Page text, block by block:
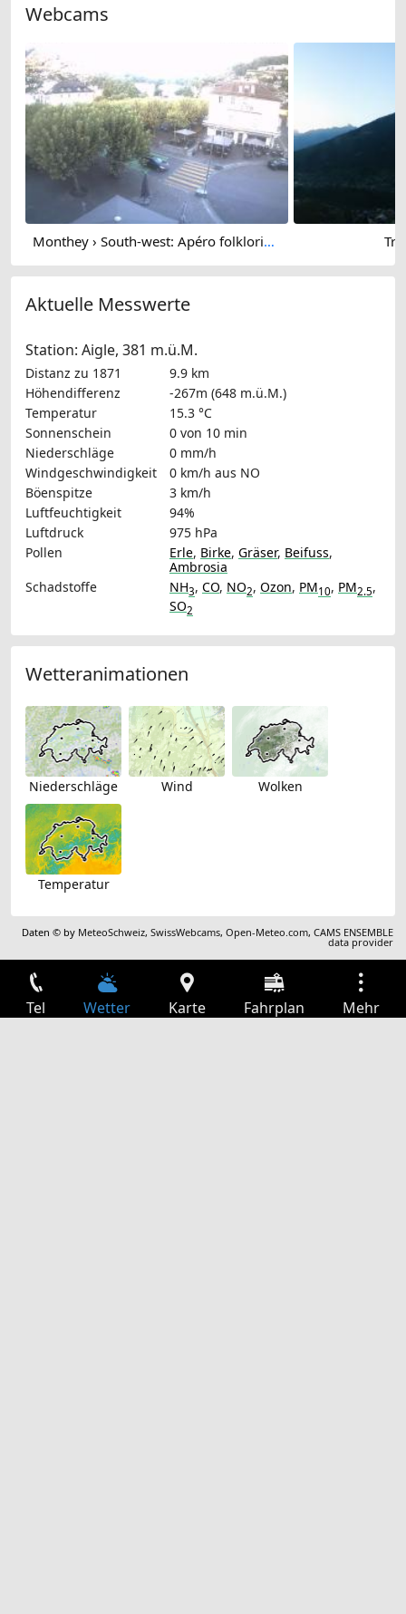
Webcams
Monthey › South-west: Apéro folklorique montheysan - Place Centrale
Aktuelle Messwerte
Station: Aigle, 381 m.ü.M.
Distanz zu 1871
9.9 km
Höhendifferenz
-267m (648 m.ü.M.)
Temperatur
15.3 °C
Sonnenschein
0 von 10 min
Niederschläge
0 mm/h
Windgeschwindigkeit
0 km/h aus NO
Böenspitze
3 km/h
Luftfeuchtigkeit
94%
Luftdruck
975 hPa
Pollen
Erle, Birke, Gräser, Beifuss,
Ambrosia
Schadstoffe
NH3, CO, NO2, Ozon, PM10, PM2.5,
SO2
Wetteranimationen
Niederschläge Wind Wolken
Temperatur
Daten © by MeteoSchweiz,SwissWebcams,Open-Meteo.com,CAMS ENSEMBLE
data provider
Tel Wetter Karte Fahrplan Mehr